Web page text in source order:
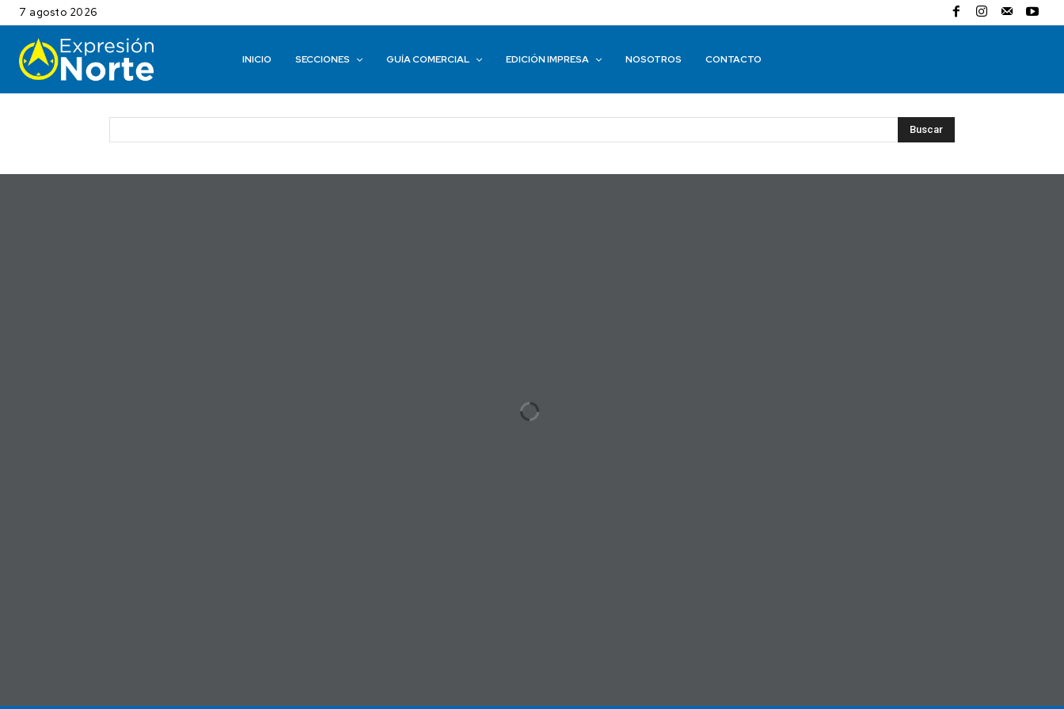
7 agosto 2026
INICIO SECCIONES GUÍA COMERCIAL EDICIÓN IMPRESA NOSOTROS CONTACTO
Buscar